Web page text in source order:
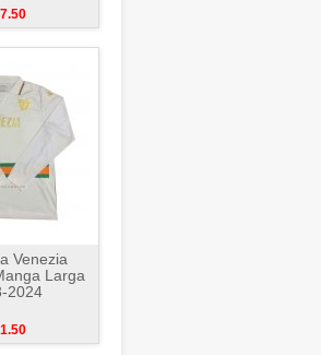
Venezia
Larga
2024